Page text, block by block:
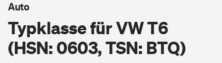
Berufsunfähigkeitsversicherung
Erwerbsunfähigkeitsversicherung
Wohnen
Typklasse für VW T6
(HSN: 0603, TSN: BTQ)
Auto